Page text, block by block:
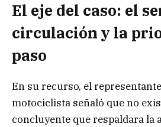
El eje del caso: el
circulación y la
paso
En su recurso, el
motociclista señaló que no
concluyente que respaldara la